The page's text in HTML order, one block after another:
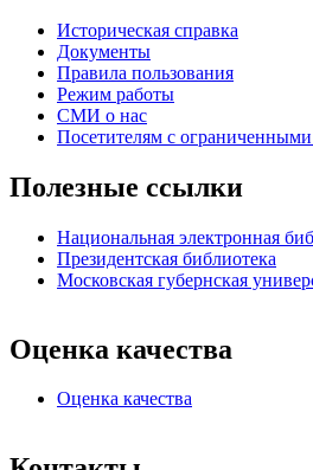
Историческая справка
Документы
Правила пользования
Режим работы
СМИ о нас
Посетителям с
Полезные ссылки
Национальная электронная
Президентская библиотека
Московская губернская
Оценка качества
Оценка качества